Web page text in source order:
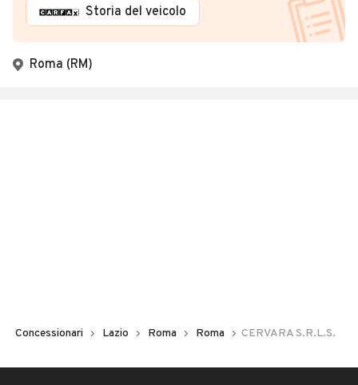
Storia del veicolo
Roma (RM)
Concessionari Lazio Roma Roma CERVARA S.R.L.S.